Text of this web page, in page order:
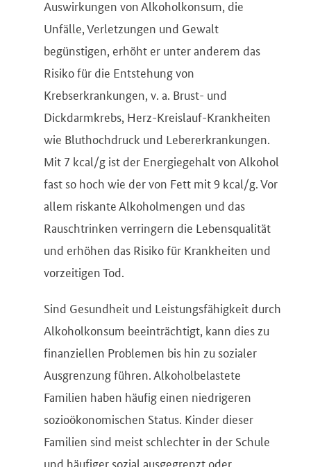
Auswirkungen von Alkoholkonsum, die
Unfälle, Verletzungen und Gewalt
begünstigen, erhöht er unter anderem das
Risiko für die Entstehung von
Krebserkrankungen, v. a. Brust- und
Dickdarmkrebs, Herz-Kreislauf-Krankheiten
wie Bluthochdruck und Lebererkrankungen.
Mit 7 kcal/g ist der Energiegehalt von Alkohol
fast so hoch wie der von Fett mit 9 kcal/g. Vor
allem riskante Alkoholmengen und das
Rauschtrinken verringern die Lebensqualität
und erhöhen das Risiko für Krankheiten und
vorzeitigen Tod.
Sind Gesundheit und Leistungsfähigkeit durch
Alkoholkonsum beeinträchtigt, kann dies zu
finanziellen Problemen bis hin zu sozialer
Ausgrenzung führen. Alkoholbelastete
Familien haben häufig einen niedrigeren
sozioökonomischen Status. Kinder dieser
Familien sind meist schlechter in der Schule
und häufiger sozial ausgegrenzt oder